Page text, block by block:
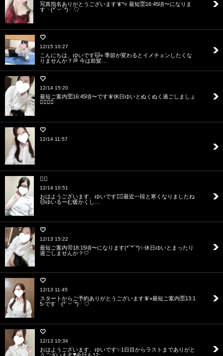
写真指名ありがとうございます🧚*○ 最短🈳16:45頃〜になりま
す╰(*´︶`*)╯♡
🤍
12/15 10:27
こんにちは、ゆいです🐱⭐︎ 季節が変わるとイメチェンしたくな
りませんか？💭 今は前髪…
🤍
12/14 15:20
最短ご案内🈳16:45頃〜です🧚休日ゆいとぬくぬく過ごしましょ
❤️‍🔥❤️‍🔥
🤍
12/14 11:57
❤️‍🔥
12/14 10:51
おはようございます、ゆいです🧚‍♀️最近一段と寒くなりましたね
😔ゆいるーむ暖かくし…
🤍
12/13 15:22
最短ご案内🉑18:15頃〜になります(*´꒳`*)✨休日ゆいとまったり
過ごしませんか？🤍
🤍
12/13 11:45
スタートからご予約ありがとうございます🧚⭐︎最短ご案内🈳13:1
5-です╰(*´︶`*)╯♡
🤍
12/13 10:34
おはようございます、ゆいです✨1日目からラストまでありがと